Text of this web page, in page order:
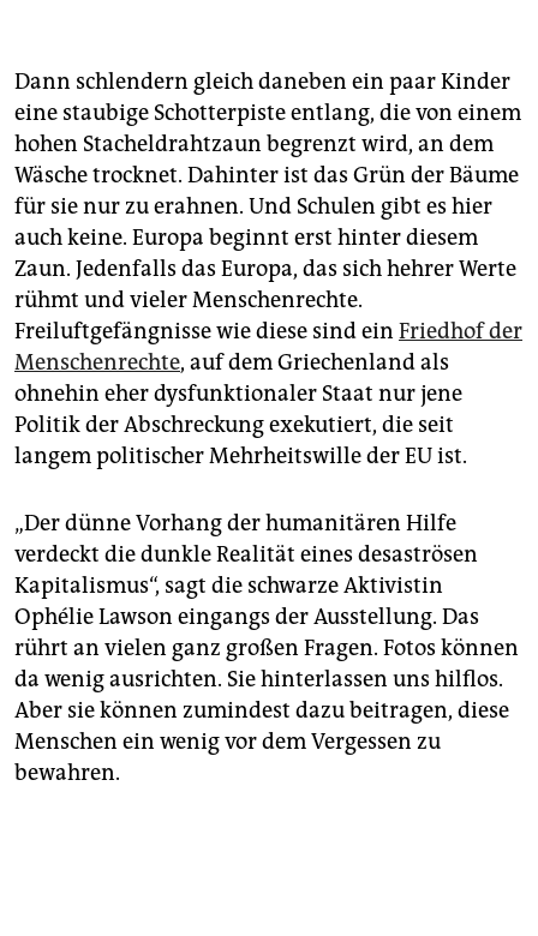
Dann schlendern gleich daneben ein paar Kinder
eine staubige Schotterpiste entlang, die von einem
hohen Stacheldrahtzaun begrenzt wird, an dem
Wäsche trocknet. Dahinter ist das Grün der Bäume
für sie nur zu erahnen. Und Schulen gibt es hier
auch keine. Europa beginnt erst hinter diesem
Zaun. Jedenfalls das Europa, das sich hehrer Werte
rühmt und vieler Menschenrechte.
Freiluftgefängnisse wie diese sind ein Friedhof der
Menschenrechte, auf dem Griechenland als
ohnehin eher dysfunktionaler Staat nur jene
Politik der Abschreckung exekutiert, die seit
langem politischer Mehrheitswille der EU ist.
„Der dünne Vorhang der humanitären Hilfe
verdeckt die dunkle Realität eines desaströsen
Kapitalismus“, sagt die schwarze Aktivistin
Ophélie Lawson eingangs der Ausstellung. Das
rührt an vielen ganz großen Fragen. Fotos können
da wenig ausrichten. Sie hinterlassen uns hilflos.
Aber sie können zumindest dazu beitragen, diese
Menschen ein wenig vor dem Vergessen zu
bewahren.